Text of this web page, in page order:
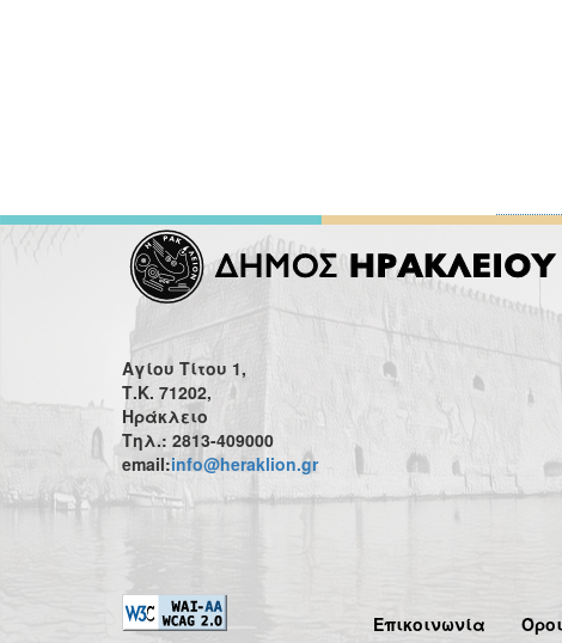
Αγίου Τίτου 1,
Τ.Κ. 71202,
Ηράκλειο
Τηλ.: 2813-409000
email:info@heraklion.gr
Επικοινωνία